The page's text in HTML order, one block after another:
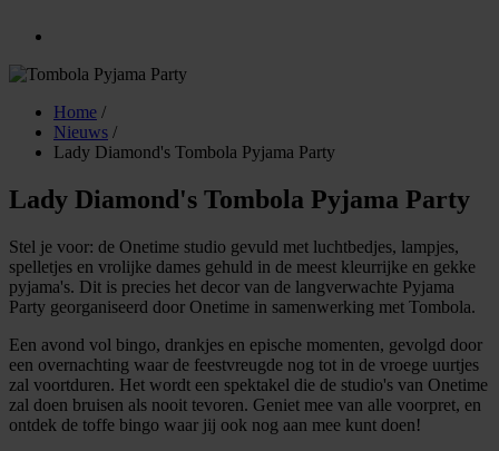
Home /
Nieuws /
Lady Diamond's Tombola Pyjama Party
Lady Diamond's Tombola Pyjama Party
Stel je voor: de Onetime studio gevuld met luchtbedjes, lampjes,
spelletjes en vrolijke dames gehuld in de meest kleurrijke en gekke
pyjama's. Dit is precies het decor van de langverwachte Pyjama
Party georganiseerd door Onetime in samenwerking met Tombola.
Een avond vol bingo, drankjes en epische momenten, gevolgd door
een overnachting waar de feestvreugde nog tot in de vroege uurtjes
zal voortduren. Het wordt een spektakel die de studio's van Onetime
zal doen bruisen als nooit tevoren. Geniet mee van alle voorpret, en
ontdek de toffe bingo waar jij ook nog aan mee kunt doen!